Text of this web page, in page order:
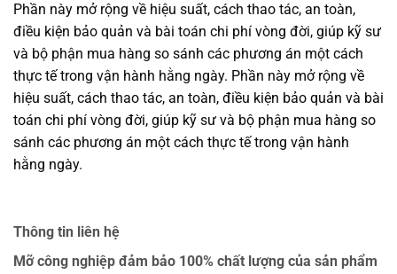
Phần này mở rộng về hiệu suất, cách thao tác, an toàn,
điều kiện bảo quản và bài toán chi phí vòng đời, giúp kỹ sư
và bộ phận mua hàng so sánh các phương án một cách
thực tế trong vận hành hằng ngày. Phần này mở rộng về
hiệu suất, cách thao tác, an toàn, điều kiện bảo quản và bài
toán chi phí vòng đời, giúp kỹ sư và bộ phận mua hàng so
sánh các phương án một cách thực tế trong vận hành
hằng ngày.
Thông tin liên hệ
Mỡ công nghiệp đảm bảo 100% chất lượng của sản phẩm